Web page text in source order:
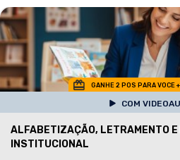
GANHE 2 POS PARA VOCE
COM
ALFABETIZAÇÃO, LETRAMENTO E
INSTITUCIONAL